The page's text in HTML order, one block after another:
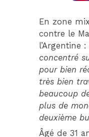
En zone
contre le
l’Argentine :
concentré
pour bien
très bien
beaucoup
plus de
deuxième
Âgé de 31